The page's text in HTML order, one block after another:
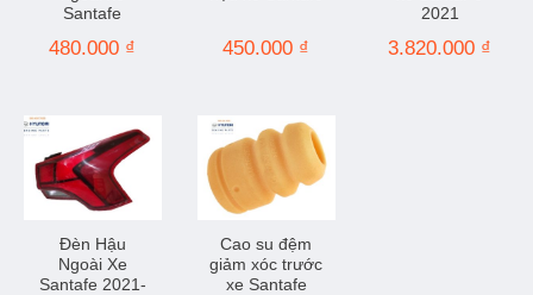
Santafe
480.000 ₫ 450.000 ₫
2021
3.820.000 ₫
Đèn Hậu
Ngoài Xe
Santafe 2021-
Cao su đệm
giảm xóc trước
xe Santafe